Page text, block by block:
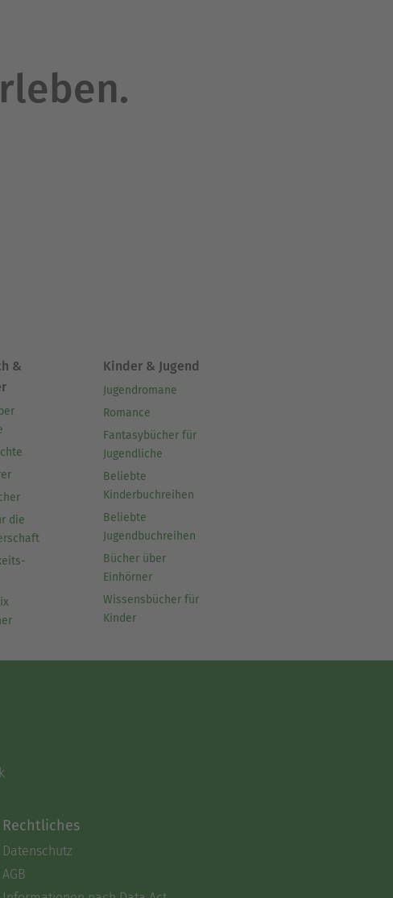
&
die
Kinder & Jugend
Jugendromane
Romance
Fantasybücher für
Jugendliche
Beliebte
Kinderbuchreihen
Beliebte
Jugendbuchreihen
Bücher über
Einhörner
Wissensbücher für
Kinder
Rechtliches
Datenschutz
AGB